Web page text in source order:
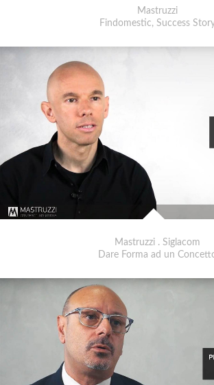
Mastruzzi
Findomestic, Success
Mastruzzi . Siglacom
Dare Forma ad un